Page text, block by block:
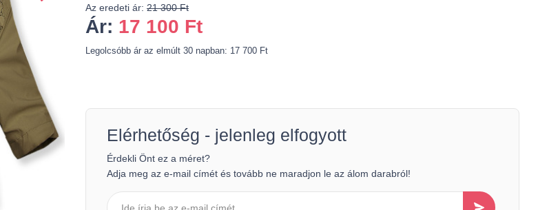
Az eredeti ár: 21 300 Ft
Ár: 17 100 Ft
Legolcsóbb ár az elmúlt 30 napban: 17 700 Ft
Elérhetőség - jelenleg elfogyott
Érdekli Önt ez a méret?
Adja meg az e-mail címét és tovább ne maradjon le az álom darabról!